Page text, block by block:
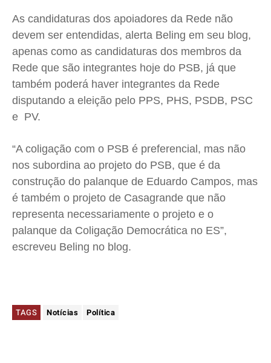
As candidaturas dos apoiadores da Rede não
devem ser entendidas, alerta Beling em seu blog,
apenas como as candidaturas dos membros da
Rede que são integrantes hoje do PSB, já que
também poderá haver integrantes da Rede
disputando a eleição pelo PPS, PHS, PSDB, PSC
e PV.
“A coligação com o PSB é preferencial, mas não
nos subordina ao projeto do PSB, que é da
construção do palanque de Eduardo Campos, mas
é também o projeto de Casagrande que não
representa necessariamente o projeto e o
palanque da Coligação Democrática no ES”,
escreveu Beling no blog.
TAGS Notícias Política